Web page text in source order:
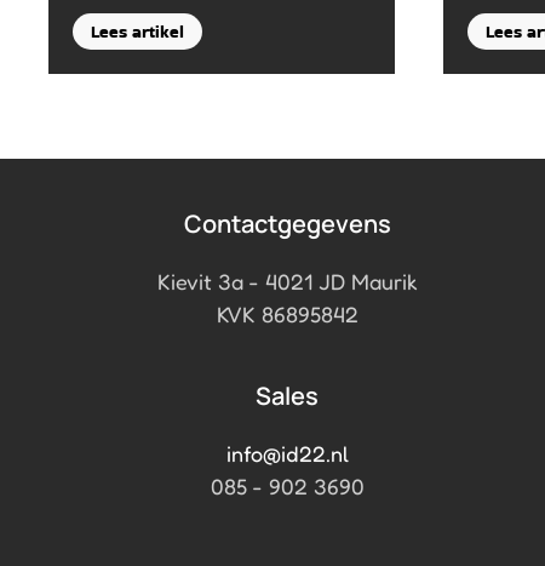
Lees artikel Lees
Contactgegevens
Kievit 3a - 4021 JD Maurik
KVK 86895842
Sales
info@id22.nl
085 - 902 3690